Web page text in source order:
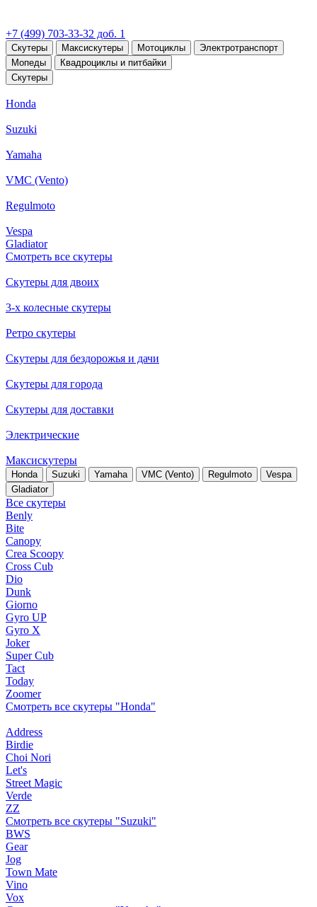
+7 (499) 703-33-32 доб. 1
Скутеры Максискутеры Мотоциклы
Электротранспорт
Мопеды
Квадроциклы и питбайки
Скутеры
Honda
Suzuki
Yamaha
VMC (Vento)
Regulmoto
Vespa
Gladiator
Смотреть все скутеры
Скутеры для двоих
3-х колесные скутеры
Ретро скутеры
Скутеры для бездорожья и дачи
Скутеры для города
Скутеры для доставки
Электрические
Максискутеры
Honda Suzuki Yamaha VMC (Vento) Regulmoto
Vespa
Gladiator
Все скутеры
Benly
Bite
Canopy
Crea Scoopy
Cross Cub
Dio
Dunk
Giorno
Gyro UP
Gyro X
Joker
Super Cub
Tact
Today
Zoomer
Смотреть все скутеры "Honda"
Address
Birdie
Choi Nori
Let's
Street Magic
Verde
ZZ
Смотреть все скутеры "Suzuki"
BWS
Gear
Jog
Town Mate
Vino
Vox